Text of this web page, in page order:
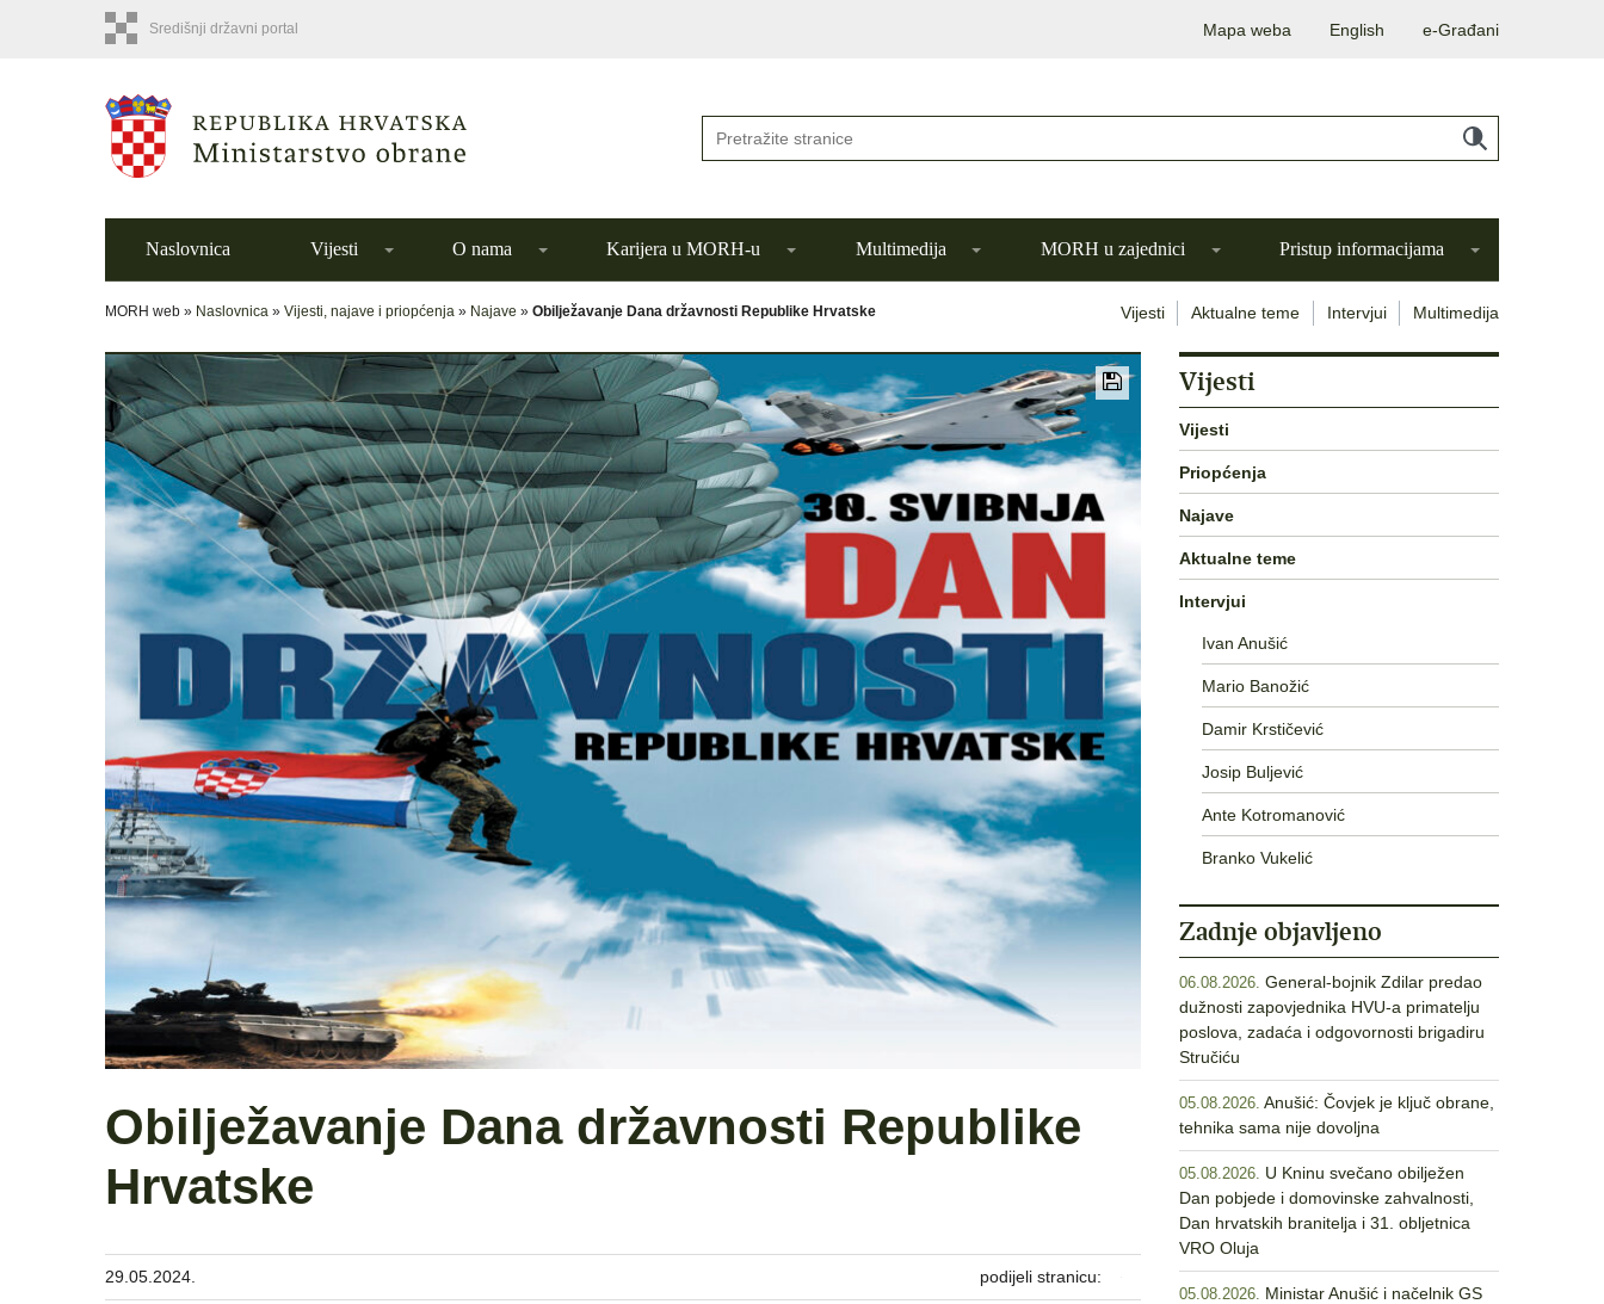
Središnji državni portal Mapa weba English e-Građani
Naslovnica Vijesti O nama Karijera u MORH-u Multimedija MORH u zajednici Pristup informacijama
MORH web » Naslovnica » Vijesti, najave i priopćenja » Najave » Obilježavanje Dana državnosti Republike Hrvatske Vijesti Aktualne teme Intervjui Multimedija
Obilježavanje Dana državnosti Republike
Hrvatske
29.05.2024. podijeli stranicu:
Vijesti
Vijesti
Priopćenja
Najave
Aktualne teme
Intervjui
Ivan Anušić
Mario Banožić
Damir Krstičević
Josip Buljević
Ante Kotromanović
Branko Vukelić
Zadnje objavljeno
06.08.2026. General-bojnik Zdilar predao
dužnosti zapovjednika HVU-a primatelju
poslova, zadaća i odgovornosti brigadiru
Stručiću
05.08.2026. Anušić: Čovjek je ključ obrane,
tehnika sama nije dovoljna
05.08.2026. U Kninu svečano obilježen
Dan pobjede i domovinske zahvalnosti,
Dan hrvatskih branitelja i 31. obljetnica
VRO Oluja
05.08.2026. Ministar Anušić i načelnik GS